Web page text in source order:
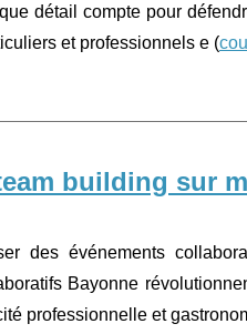
détail compte pour
et professionnels e (
building sur
des événements
Bayonne
professionnelle et